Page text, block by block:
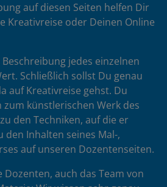
auf diesen Seiten helfen Dir
Kreativreise oder Deinen Online
jedes einzelnen
Schließlich sollst Du genau
auf Kreativreise gehst. Du
künstlerischen Werk des
den Techniken, auf die er
den Inhalten seines Mal-,
auf unseren Dozentenseiten.
auch das Team von